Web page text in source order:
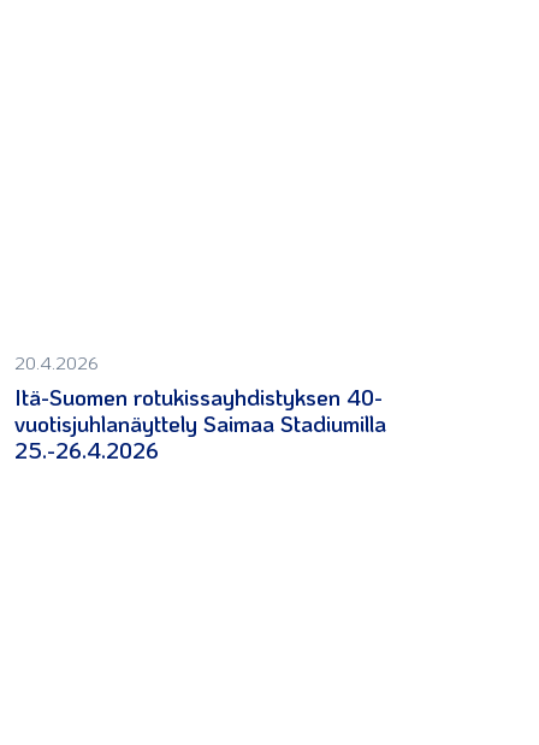
20.4.2026
Itä-Suomen rotukissayhdistyksen 40-
vuotisjuhlanäyttely Saimaa Stadiumilla
25.-26.4.2026